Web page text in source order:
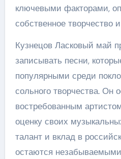
ключевыми факторами,
собственное творчество
Кузнецов Ласковый май
записывать песни,
популярными среди
сольного творчества. Он
востребованным
оценку своих
талант и вклад в
остаются